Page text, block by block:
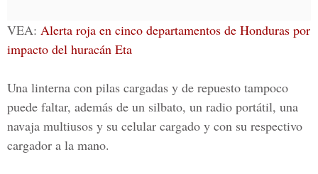
VEA: Alerta roja en cinco departamentos de Honduras por
impacto del huracán Eta
Una linterna con pilas cargadas y de repuesto tampoco
puede faltar, además de un silbato, un radio portátil, una
navaja multiusos y su celular cargado y con su respectivo
cargador a la mano.